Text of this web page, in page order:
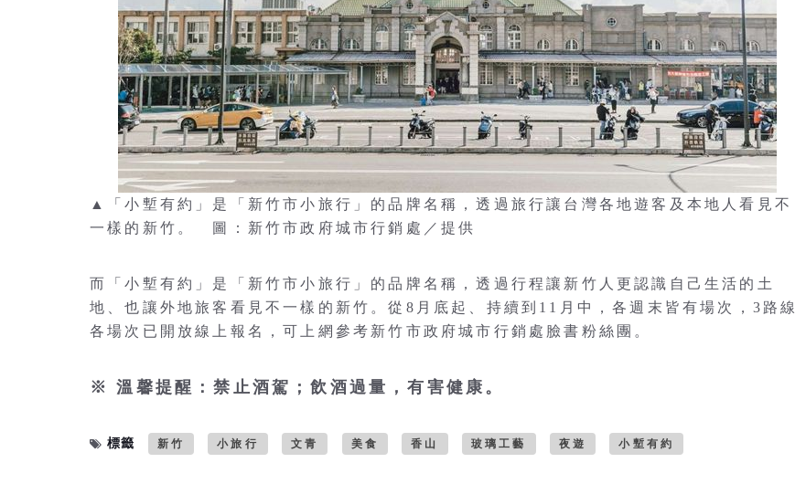
▲「小塹有約」是「新竹市小旅行」的品牌名稱，透過旅行讓台灣各地遊客及本地人看見不
一樣的新竹。 圖：新竹市政府城市行銷處／提供
而「小塹有約」是「新竹市小旅行」的品牌名稱，透過行程讓新竹人更認識自己生活的土
地、也讓外地旅客看見不一樣的新竹。從8月底起、持續到11月中，各週末皆有場次，3路線
各場次已開放線上報名，可上網參考新竹市政府城市行銷處臉書粉絲團。
※ 溫馨提醒：禁止酒駕；飲酒過量，有害健康。
標籤 新竹 小旅行 文青 美食 香山 玻璃工藝 夜遊 小塹有約